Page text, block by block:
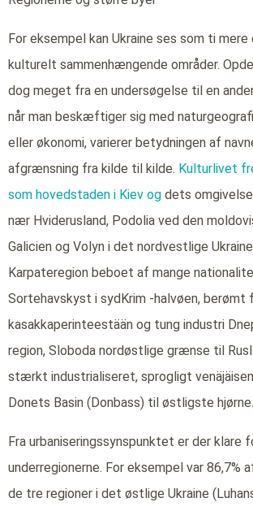
For eksempel kan Ukraine ses som ti mere
kulturelt sammenhængende områder.
dog meget fra en undersøgelse til en
når man beskæftiger sig med
eller økonomi, varierer betydningen af
afgrænsning fra kilde til kilde. Kulturlivet
som hovedstaden i Kiev og dets
nær Hviderusland, Podolia ved den
Galicien og Volyn i det nordvestlige
Karpateregion beboet af mange
Sortehavskyst i sydKrim -halvøen, berømt
kasakkaperinteestään og tung industri
region, Sloboda nordøstlige grænse til
stærkt industrialiseret, sprogligt
Donets Basin (Donbass) til østligste hjørne.
Fra urbaniseringssynspunktet er der klare
underregionerne. For eksempel var 86,7%
de tre regioner i det østlige Ukraine